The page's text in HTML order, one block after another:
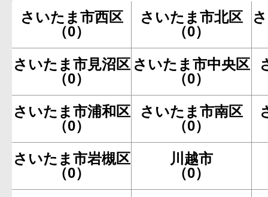
さいたま市西区
（0）
さいたま市北区
（0）
さいたま市見沼区
（0）
さいたま市中央区
（0）
さいたま市浦和区
（0）
さいたま市南区
（0）
さいたま市岩槻区
（0）
川越市
（0）